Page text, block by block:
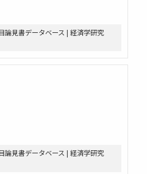
論見書データベース | 経済学研究
論見書データベース | 経済学研究